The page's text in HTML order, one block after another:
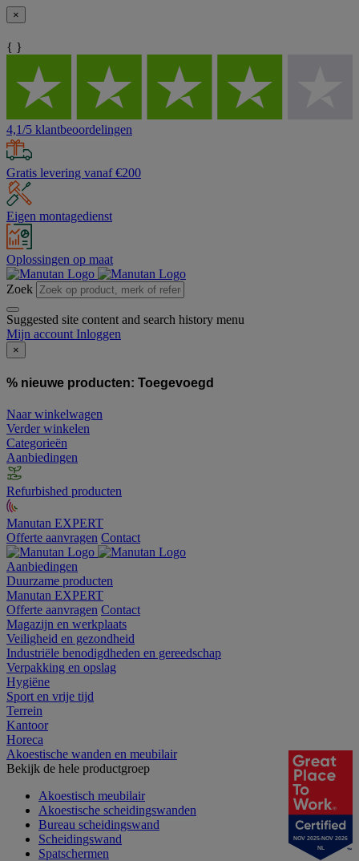
×
{ }
4,1/5 klantbeoordelingen
Gratis levering vanaf €200
Eigen montagedienst
Oplossingen op maat
Zoek
Suggested site content and search history menu
Mijn account Inloggen
×
% nieuwe producten: Toegevoegd
Naar winkelwagen
Verder winkelen
Categorieën
Aanbiedingen
Refurbished producten
Manutan EXPERT
Offerte aanvragen Contact
Aanbiedingen
Duurzame producten
Manutan EXPERT
Offerte aanvragen Contact
Magazijn en werkplaats
Veiligheid en gezondheid
Industriële benodigdheden en gereedschap
Verpakking en opslag
Hygiëne
Sport en vrije tijd
Terrein
Kantoor
Horeca
Akoestische wanden en meubilair
Bekijk de hele productgroep
Akoestisch meubilair
Akoestische scheidingswanden
Bureau scheidingswand
Scheidingswand
Spatschermen
NOV 2025-NOV 2026
NL